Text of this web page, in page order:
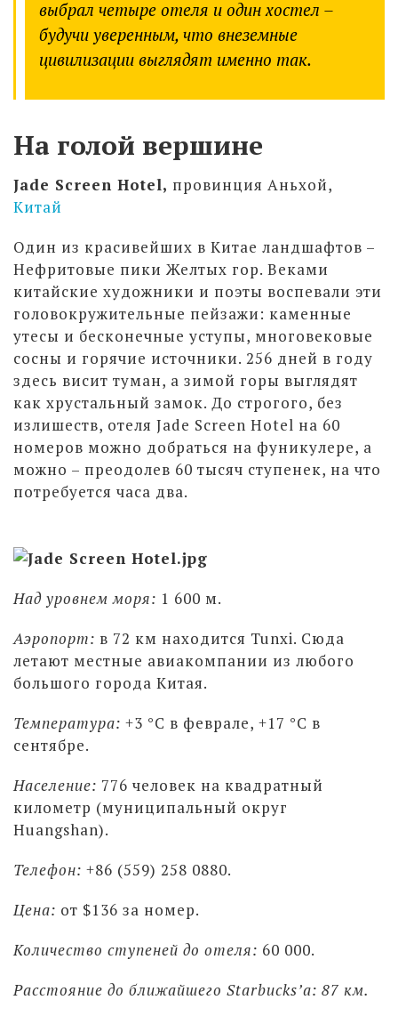
выбрал четыре отеля и один хостел –
будучи уверенным, что внеземные
цивилизации выглядят именно так.
На голой вершине
Jade Screen Hotel, провинция Аньхой,
Китай
Один из красивейших в Китае ландшафтов –
Нефритовые пики Желтых гор. Веками
китайские художники и поэты воспевали эти
головокружительные пейзажи: каменные
утесы и бесконечные уступы, многовековые
сосны и горячие источники. 256 дней в году
здесь висит туман, а зимой горы выглядят
как хрустальный замок. До строгого, без
излишеств, отеля Jade Screen Hotel на 60
номеров можно добраться на фуникулере, а
можно – преодолев 60 тысяч ступенек, на что
потребуется часа два.
Над уровнем моря: 1 600 м.
Аэропорт: в 72 км находится Tunxi. Сюда
летают местные авиакомпании из любого
большого города Китая.
Температура: +3 °С в феврале, +17 °С в
сентябре.
Население: 776 человек на квадратный
километр (муниципальный округ
Huangshan).
Телефон: +86 (559) 258 0880.
Цена: от $136 за номер.
Количество ступеней до отеля: 60 000.
Расстояние до ближайшего Starbucks’а: 87 км.